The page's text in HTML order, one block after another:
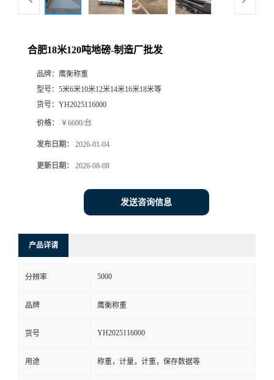
合肥18米120吨地磅-制造厂批发
品牌： 鹰衡称重
型号： 5米6米10米12米14米16米18米等
货号： YH2025116000
价格： ￥6600/台
发布日期： 2026-01-04
更新日期： 2026-08-08
发送咨询信息
产品详请
分辨率 5000
品牌 鹰衡称重
货号 YH2025116000
用途 称重，计量，计重，保存数据等